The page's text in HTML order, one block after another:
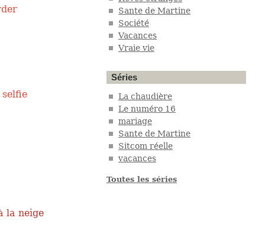
selfie
la neige
Sante de Martine
Société
Vacances
Vraie vie
Séries
La chaudière
Le numéro 16
mariage
Sante de Martine
Sitcom réelle
vacances
Toutes les séries